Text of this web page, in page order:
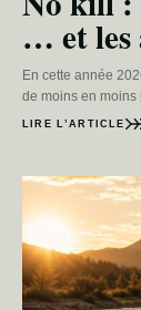
… et les
En cette année
de moins en
LIRE L’ARTICLE